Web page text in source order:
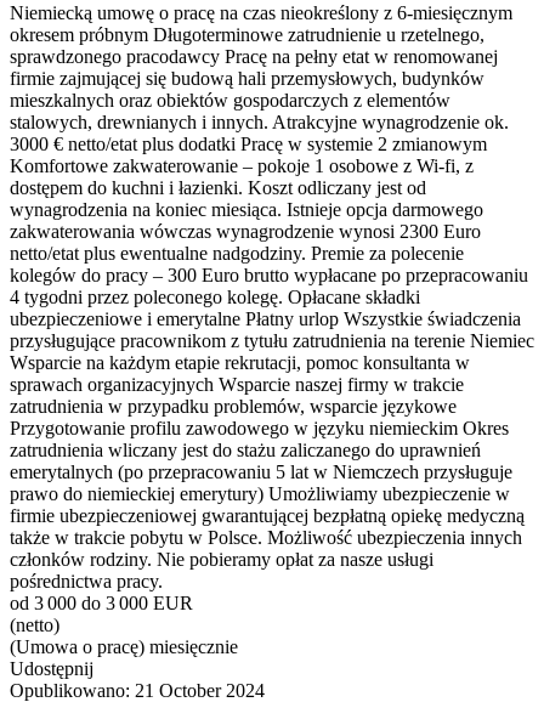
Niemiecką umowę o pracę na czas nieokreślony z 6-miesięcznym
okresem próbnym Długoterminowe zatrudnienie u rzetelnego,
sprawdzonego pracodawcy Pracę na pełny etat w renomowanej
firmie zajmującej się budową hali przemysłowych, budynków
mieszkalnych oraz obiektów gospodarczych z elementów
stalowych, drewnianych i innych. Atrakcyjne wynagrodzenie ok.
3000 € netto/etat plus dodatki Pracę w systemie 2 zmianowym
Komfortowe zakwaterowanie – pokoje 1 osobowe z Wi-fi, z
dostępem do kuchni i łazienki. Koszt odliczany jest od
wynagrodzenia na koniec miesiąca. Istnieje opcja darmowego
zakwaterowania wówczas wynagrodzenie wynosi 2300 Euro
netto/etat plus ewentualne nadgodziny. Premie za polecenie
kolegów do pracy – 300 Euro brutto wypłacane po przepracowaniu
4 tygodni przez poleconego kolegę. Opłacane składki
ubezpieczeniowe i emerytalne Płatny urlop Wszystkie świadczenia
przysługujące pracownikom z tytułu zatrudnienia na terenie Niemiec
Wsparcie na każdym etapie rekrutacji, pomoc konsultanta w
sprawach organizacyjnych Wsparcie naszej firmy w trakcie
zatrudnienia w przypadku problemów, wsparcie językowe
Przygotowanie profilu zawodowego w języku niemieckim Okres
zatrudnienia wliczany jest do stażu zaliczanego do uprawnień
emerytalnych (po przepracowaniu 5 lat w Niemczech przysługuje
prawo do niemieckiej emerytury) Umożliwiamy ubezpieczenie w
firmie ubezpieczeniowej gwarantującej bezpłatną opiekę medyczną
także w trakcie pobytu w Polsce. Możliwość ubezpieczenia innych
członków rodziny. Nie pobieramy opłat za nasze usługi
pośrednictwa pracy.
od 3 000 do 3 000 EUR
(netto)
(Umowa o pracę) miesięcznie
Udostępnij
Opublikowano: 21 October 2024